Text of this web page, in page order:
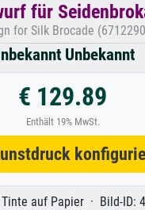
für
for Silk Brocade
Unbekannt
€ 129.89
Enthält 19% MwSt.
auf Papier · Bild-ID: